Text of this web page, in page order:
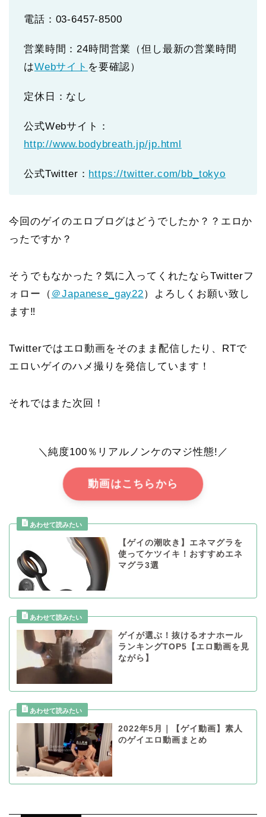
電話：03-6457-8500
営業時間：24時間営業（但し最新の営業時間
はWebサイト を要確認）
定休日：なし
公式Webサイト：
http://www.bodybreath.jp/jp.html
公式Twitter： https://twitter.com/bb_tokyo
今回のゲイのエロブログはどうでしたか？？エロか
ったですか？
そうでもなかった？気に入ってくれたならTwitterフ
ォロー（ ＠Japanese_gay22）よろしくお願い致し
ます‼️
Twitterではエロ動画をそのまま配信したり、RTで
エロいゲイのハメ撮りを発信しています！
それではまた次回！
＼純度100％リアルノンケのマジ性態!／
動画はこちらから
【ゲイの潮吹き】エネマグラを
使ってケツイキ！おすすめエネ
マグラ3選
ゲイが選ぶ！抜けるオナホール
ランキングTOP5【エロ動画を見
ながら】
2022年5月｜【ゲイ動画】素人
のゲイエロ動画まとめ